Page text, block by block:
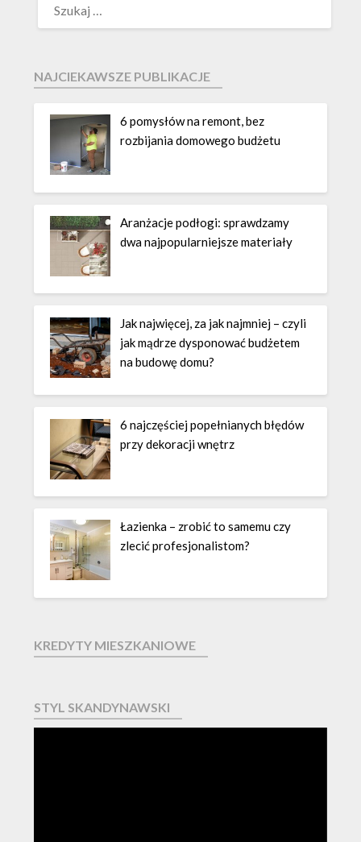
NAJCIEKAWSZE PUBLIKACJE
6 pomysłów na remont, bez
rozbijania domowego budżetu
Aranżacje podłogi: sprawdzamy
dwa najpopularniejsze materiały
Jak najwięcej, za jak najmniej – czyli
jak mądrze dysponować budżetem
na budowę domu?
6 najczęściej popełnianych błędów
przy dekoracji wnętrz
Łazienka – zrobić to samemu czy
zlecić profesjonalistom?
KREDYTY MIESZKANIOWE
STYL SKANDYNAWSKI